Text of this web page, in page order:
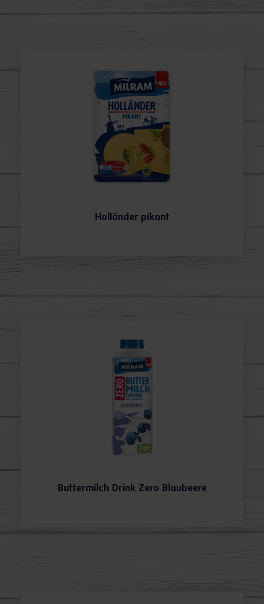
Holländer pikant
Buttermilch Drink Zero Blaubeere